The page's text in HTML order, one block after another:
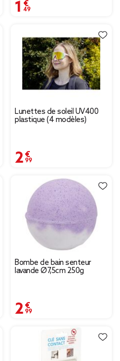
1,49 €
Lunettes de soleil UV400
plastique (4 modèles)
2,99 €
Bombe de bain senteur
lavande Ø7,5cm 250g
2,99 €